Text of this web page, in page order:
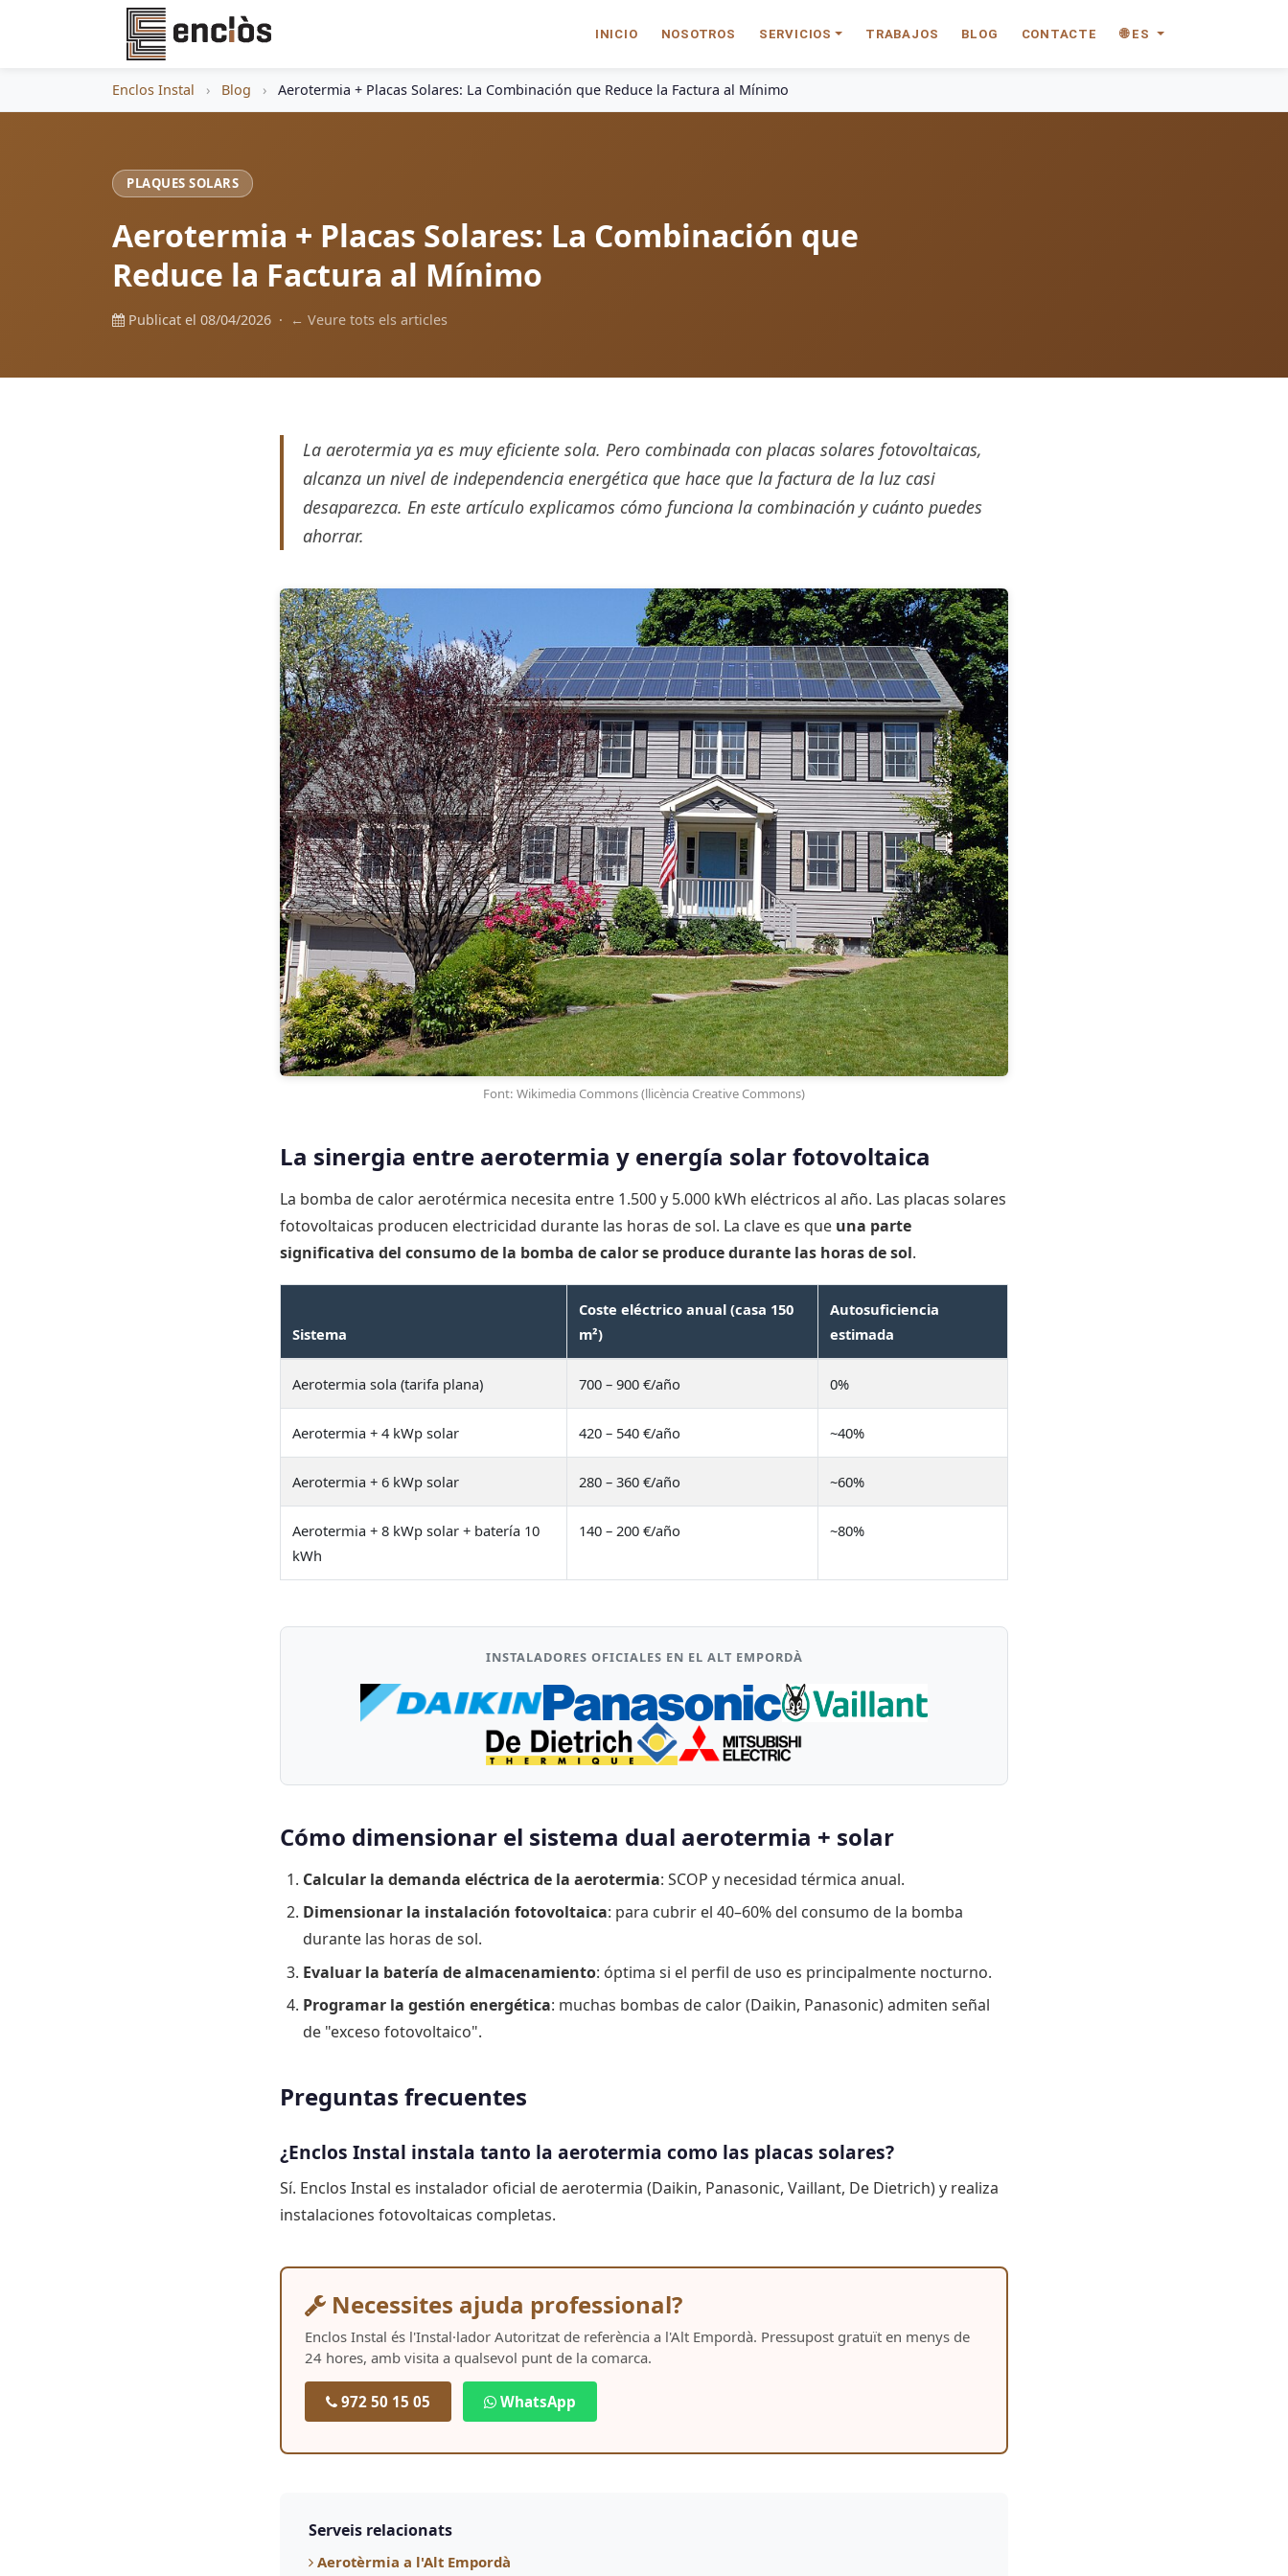
INICIO NOSOTROS SERVICIOS TRABAJOS BLOG CONTACTE 🌐 ES
Enclos Instal › Blog › Aerotermia + Placas Solares: La Combinación que Reduce la Factura al Mínimo
PLAQUES SOLARS
Aerotermia + Placas Solares: La Combinación que
Reduce la Factura al Mínimo
Publicat el 08/04/2026 · ← Veure tots els articles
La aerotermia ya es muy eficiente sola. Pero combinada con placas solares fotovoltaicas,
alcanza un nivel de independencia energética que hace que la factura de la luz casi
desaparezca. En este artículo explicamos cómo funciona la combinación y cuánto puedes
ahorrar.
Font: Wikimedia Commons (llicència Creative Commons)
La sinergia entre aerotermia y energía solar fotovoltaica
La bomba de calor aerotérmica necesita entre 1.500 y 5.000 kWh eléctricos al año. Las placas solares
fotovoltaicas producen electricidad durante las horas de sol. La clave es que una parte
significativa del consumo de la bomba de calor se produce durante las horas de sol.
Sistema
Coste eléctrico anual (casa 150
m²)
Autosuficiencia
estimada
Aerotermia sola (tarifa plana) 700 – 900 €/año 0%
Aerotermia + 4 kWp solar 420 – 540 €/año ~40%
Aerotermia + 6 kWp solar 280 – 360 €/año ~60%
Aerotermia + 8 kWp solar + batería 10
kWh
140 – 200 €/año ~80%
INSTALADORES OFICIALES EN EL ALT EMPORDÀ
Cómo dimensionar el sistema dual aerotermia + solar
Calcular la demanda eléctrica de la aerotermia: SCOP y necesidad térmica anual.
Dimensionar la instalación fotovoltaica: para cubrir el 40–60% del consumo de la bomba
durante las horas de sol.
Evaluar la batería de almacenamiento: óptima si el perfil de uso es principalmente nocturno.
Programar la gestión energética: muchas bombas de calor (Daikin, Panasonic) admiten señal
de "exceso fotovoltaico".
Preguntas frecuentes
¿Enclos Instal instala tanto la aerotermia como las placas solares?
Sí. Enclos Instal es instalador oficial de aerotermia (Daikin, Panasonic, Vaillant, De Dietrich) y realiza
instalaciones fotovoltaicas completas.
Necessites ajuda professional?
Enclos Instal és l'Instal·lador Autoritzat de referència a l'Alt Empordà. Pressupost gratuït en menys de
24 hores, amb visita a qualsevol punt de la comarca.
972 50 15 05 WhatsApp
Serveis relacionats
Aerotèrmia a l'Alt Empordà